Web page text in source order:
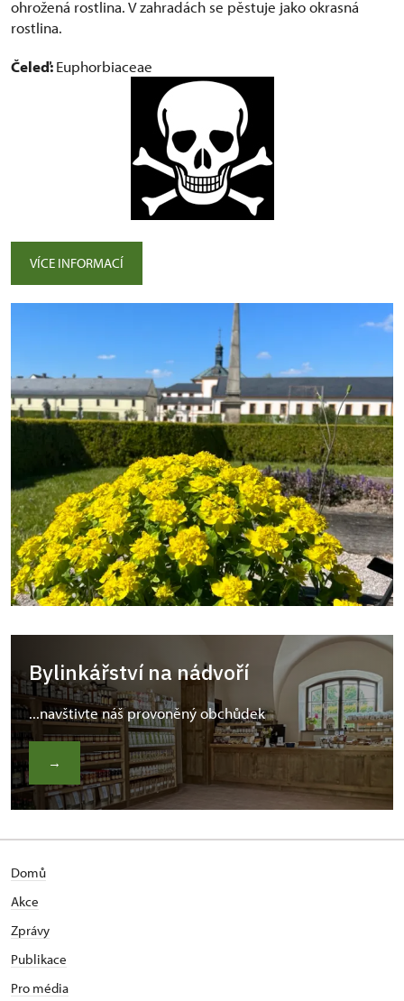
ohrožená rostlina. V zahradách se pěstuje jako okrasná
rostlina.
Čeleď:Euphorbiaceae
VÍCE INFORMACÍ
Bylinkářství na nádvoří
...navštivte náš provoněný obchůdek
→
Domů
Akce
Zprávy
Publikace
Pro média